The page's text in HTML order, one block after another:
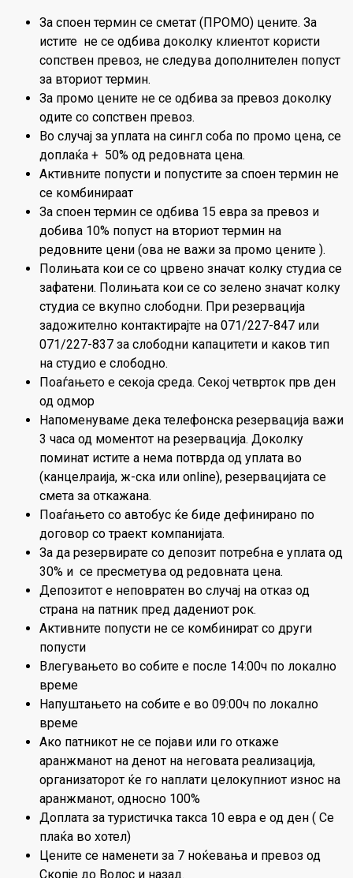
За споен термин се сметат (ПРОМО) цените. За
истите не се одбива доколку клиентот користи
сопствен превоз, не следува дополнителен попуст
за вториот термин.
За промо цените не се одбива за превоз доколку
одите со сопствен превоз.
Во случај за уплата на сингл соба по промо цена, се
доплаќа + 50% од редовната цена.
Активните попусти и попустите за споен термин не
се комбинираат
За споен термин се одбива 15 евра за превоз и
добива 10% попуст на вториот термин на
редовните цени (ова не важи за промо цените ).
Полињата кои се со црвено значат колку студиа се
зафатени. Полињата кои се со зелено значат колку
студиа се вкупно слободни. При резервација
задожително контактирајте на 071/227-847 или
071/227-837 за слободни капацитети и каков тип
на студио е слободно.
Поаѓањето е секоја среда. Секој четврток прв ден
од одмор
Напоменуваме дека телефонска резервација важи
3 часа од моментот на резервација. Доколку
поминат истите а нема потврда од уплата во
(канцелраија, ж-ска или оnline), резервацијата се
смета за откажана.
Поаѓањето со автобус ќе биде дефинирано по
договор со траект компанијата.
За да резервирате со депозит потребна е уплата од
30% и се пресметува од редовната цена.
Депозитот е неповратен во случај на отказ од
страна на патник пред дадениот рок.
Активните попусти не се комбинират со други
попусти
Влегувањето во собите е после 14:00ч по локално
време
Напуштањето на собите е во 09:00ч по локално
време
Ако патникот не се појави или го откаже
аранжманот на денот на неговата реализација,
организаторот ќе го наплати целокупниот износ на
аранжманот, односно 100%
Доплата за туристичка такса 10 евра е од ден ( Се
плаќа во хотел)
Цените се наменети за 7 ноќевања и превоз од
Скопје до Волос и назад.